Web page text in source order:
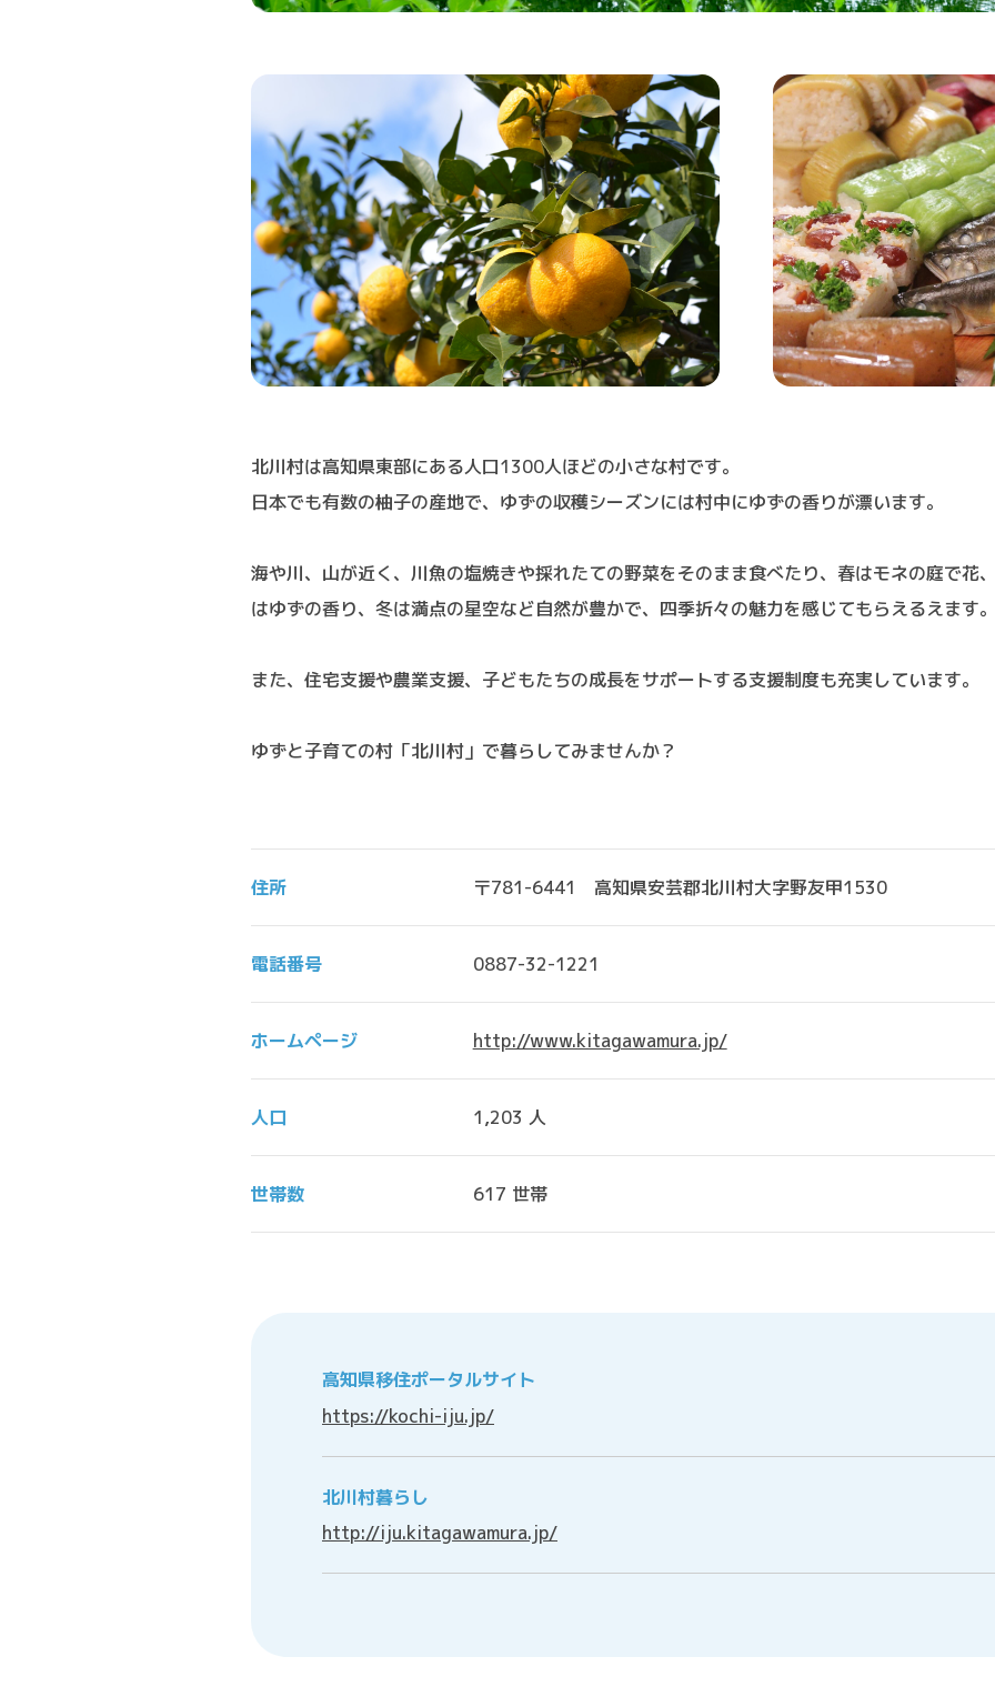
北川村は高知県東部にある人口1300人ほどの小さな村です。
日本でも有数の柚子の産地で、ゆずの収穫シーズンには村中にゆずの香りが漂います。
海や川、山が近く、川魚の塩焼きや採れたての野菜をそのまま食べたり、春はモネの庭で花
はゆずの香り、冬は満点の星空など自然が豊かで、四季折々の魅力を感じてもらえるえます。
また、住宅支援や農業支援、子どもたちの成長をサポートする支援制度も充実しています。
ゆずと子育ての村「北川村」で暮らしてみませんか？
住所 〒781-6441 高知県安芸郡北川村大字野友甲1530
電話番号 0887-32-1221
ホームページ http://www.kitagawamura.jp/
人口 1‚203 人
世帯数 617 世帯
高知県移住ポータルサイト
https://kochi-iju.jp/
北川村暮らし
http://iju.kitagawamura.jp/